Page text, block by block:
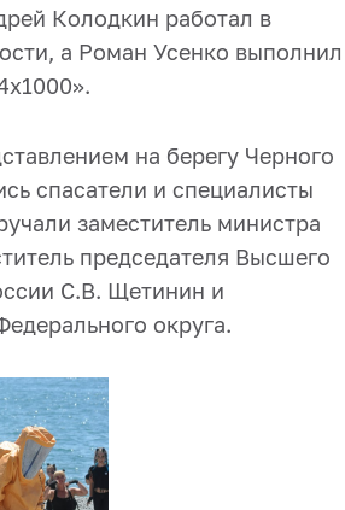
Колодкин работал в
а Роман Усенко выполнил
на берегу Черного
спасатели и специалисты
заместитель министра
председателя Высшего
С.В. Щетинин и
округа.